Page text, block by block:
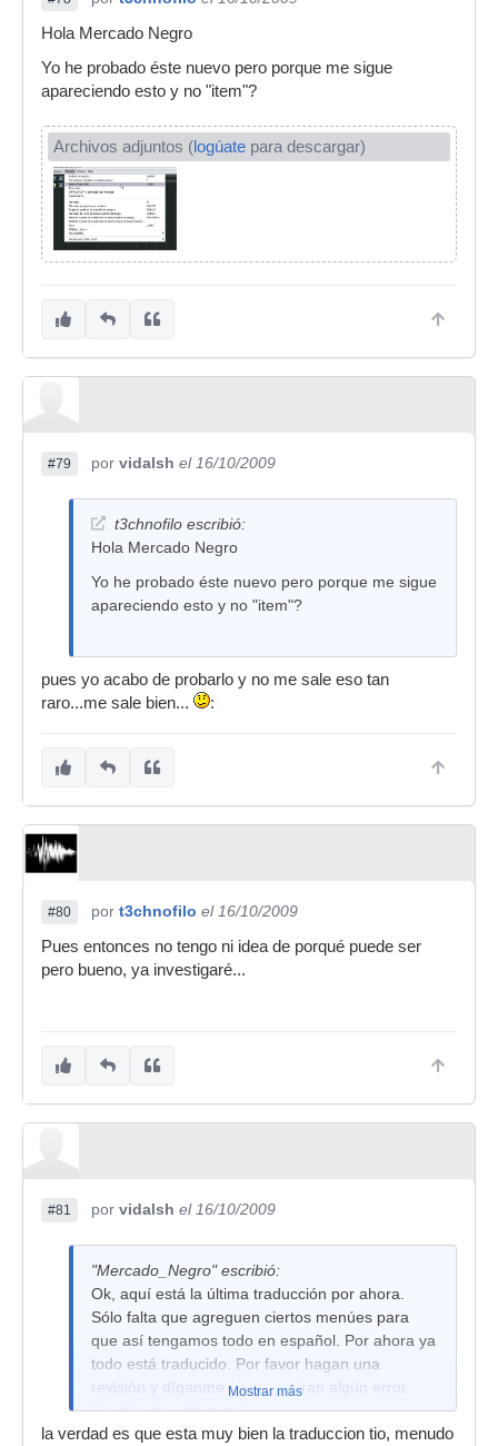
Hola Mercado Negro
Yo he probado éste nuevo pero porque me sigue
apareciendo esto y no "item"?
Archivos adjuntos (logúate para descargar)
#79 por vidalsh el 16/10/2009
t3chnofilo escribió:
Hola Mercado Negro
Yo he probado éste nuevo pero porque me sigue
apareciendo esto y no "item"?
pues yo acabo de probarlo y no me sale eso tan
raro...me sale bien...
:
#80 por t3chnofilo el 16/10/2009
Pues entonces no tengo ni idea de porqué puede ser
pero bueno, ya investigaré...
#81 por vidalsh el 16/10/2009
"Mercado_Negro" escribió:
Ok, aquí está la última traducción por ahora.
Sólo falta que agreguen ciertos menúes para
que así tengamos todo en español. Por ahora ya
todo está traducido. Por favor hagan una
revisión y díganme si encuentran algún error.
Gracias de antemano!
Mostrar más
la verdad es que esta muy bien la traduccion tio, menudo